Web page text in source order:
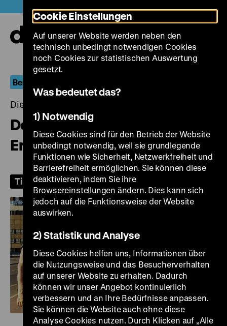
zum
Seiteninhalt
springen
Berlin.Dokument
Dienstag, 18. August 2026, 19.00 Uhr
Der Flaneur von Berlin. Eine
Erzählung von zwei Städten
Tickets
Cookie Einstellungen
Auf unserer Website werden neben den
technisch unbedingt notwendigen Cookies
noch Cookies zur statistischen Auswertung
gesetzt.
Was bedeutet das?
1) Notwendig
Diese Cookies sind für den Betrieb der Website
unbedingt notwendig, weil sie grundlegende
Funktionen wie Sicherheit, Netzwerkfreiheit und
Barrierefreiheit ermöglichen. Sie können diese
deaktivieren, indem Sie ihre
Browsereinstellungen ändern. Dies kann sich
jedoch auf die Funktionsweise der Website
auswirken.
2) Statistik und Analyse
Diese Cookies helfen uns, Informationen über
die Nutzungsweise und das Besucherverhalten
auf unserer Website zu erhalten. Dadurch
können wir unser Angebot kontinuierlich
verbessern und an Ihre Bedürfnisse anpassen.
Sie können die Website auch ohne diese
Analyse Cookies nutzen. Durch Klicken auf „Alle